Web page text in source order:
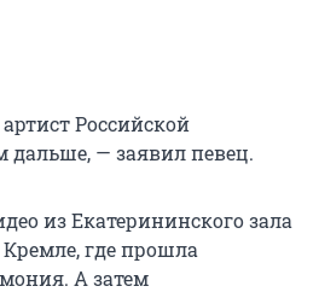
Российской
дальше, — заявил певец.
из Екатерининского зала
где прошла
А затем